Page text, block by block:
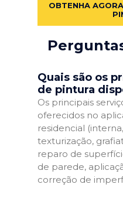
OBTENHA
Quais são os
de pintura
Os principais
oferecidos no
residencial
texturização,
reparo de
de parede,
correção de